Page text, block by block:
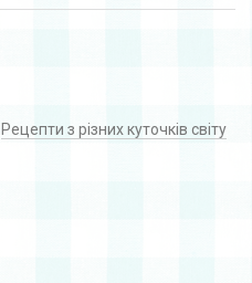
Рецепти з різних куточків світу